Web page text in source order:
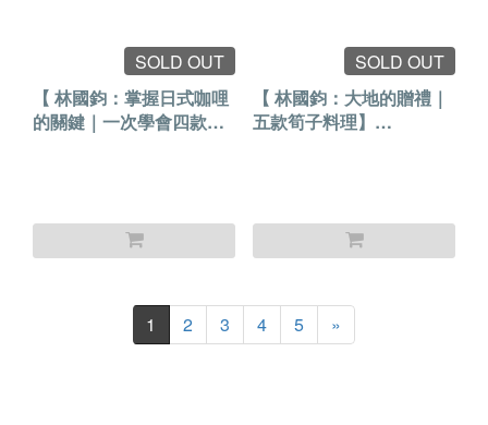
SOLD OUT
【 林國鈞：掌握日式咖哩
的關鍵｜一次學會四款人
SOLD OUT
【 林國鈞：大地的贈禮｜
五款筍子料理】
1 2 3 4 5 »